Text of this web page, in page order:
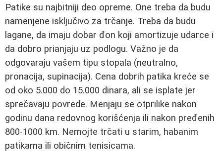
Patike su najbitniji deo opreme. One treba da budu
namenjene isključivo za trčanje. Treba da budu
lagane, da imaju dobar đon koji amortizuje udarce i
da dobro prianjaju uz podlogu. Važno je da
odgovaraju vašem tipu stopala (neutralno,
pronacija, supinacija). Cena dobrih patika kreće se
od oko 5.000 do 15.000 dinara, ali se isplate jer
sprečavaju povrede. Menjaju se otprilike nakon
godinu dana redovnog korišćenja ili nakon pređenih
800-1000 km. Nemojte trčati u starim, habanim
patikama ili običnim tenisicama.